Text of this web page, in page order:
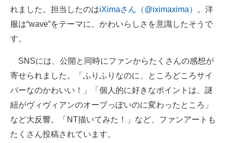
れました。担当したのはiXimaさん（@iximaxima）
。洋
服は“wave”をテーマに、かわいらしさを意識したそうで
す。
SNSには、公開と同時にファンからたくさんの感想が
寄せられました。「ふりふりなのに、ところどころサイ
バーなのかわいい！」「個人的に好きなポイントは、謎
紐がヴィヴィアンのオーブっぽいのに変わったところ」
など大反響。「NT描いてみた！」など、ファンアートも
たくさん投稿されています。